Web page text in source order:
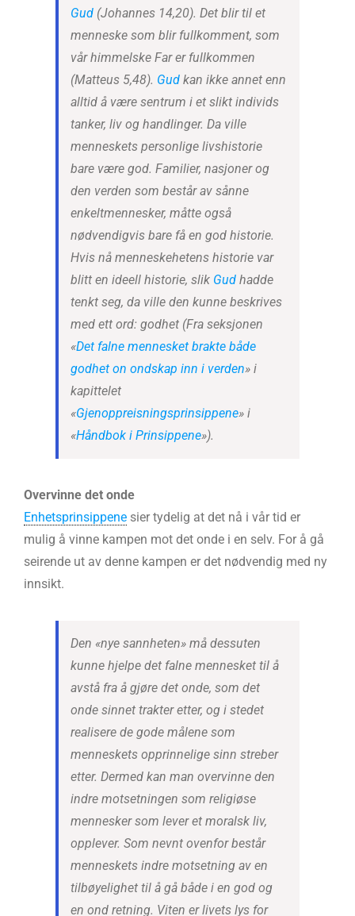
Gud (Johannes 14,20). Det blir til et
menneske som blir fullkomment, som
vår himmelske Far er fullkommen
(Matteus 5,48). Gud kan ikke annet enn
alltid å være sentrum i et slikt individs
tanker, liv og handlinger. Da ville
menneskets personlige livshistorie
bare være god. Familier, nasjoner og
den verden som består av sånne
enkeltmennesker, måtte også
nødvendigvis bare få en god historie.
Hvis nå menneskehetens historie var
blitt en ideell historie, slik Gud hadde
tenkt seg, da ville den kunne beskrives
med ett ord: godhet (Fra seksjonen
«Det falne mennesket brakte både
godhet on ondskap inn i verden» i
kapittelet
«Gjenoppreisningsprinsippene» i
«Håndbok i Prinsippene»).
Overvinne det onde
Enhetsprinsippene sier tydelig at det nå i vår tid er
mulig å vinne kampen mot det onde i en selv. For å gå
seirende ut av denne kampen er det nødvendig med ny
innsikt.
Den «nye sannheten» må dessuten
kunne hjelpe det falne mennesket til å
avstå fra å gjøre det onde, som det
onde sinnet trakter etter, og i stedet
realisere de gode målene som
menneskets opprinnelige sinn streber
etter. Dermed kan man overvinne den
indre motsetningen som religiøse
mennesker som lever et moralsk liv,
opplever. Som nevnt ovenfor består
menneskets indre motsetning av en
tilbøyelighet til å gå både i en god og
en ond retning. Viten er livets lys for